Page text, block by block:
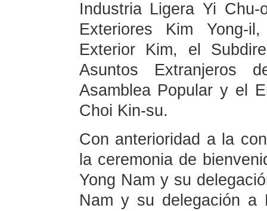
Industria Ligera Yi
Exteriores Kim Yong-
Exterior Kim, el
Asuntos Extranjeros
Asamblea Popular y el
Choi Kin-su.
Con anterioridad a la
la ceremonia de
Yong Nam y su
Nam y su delegación a